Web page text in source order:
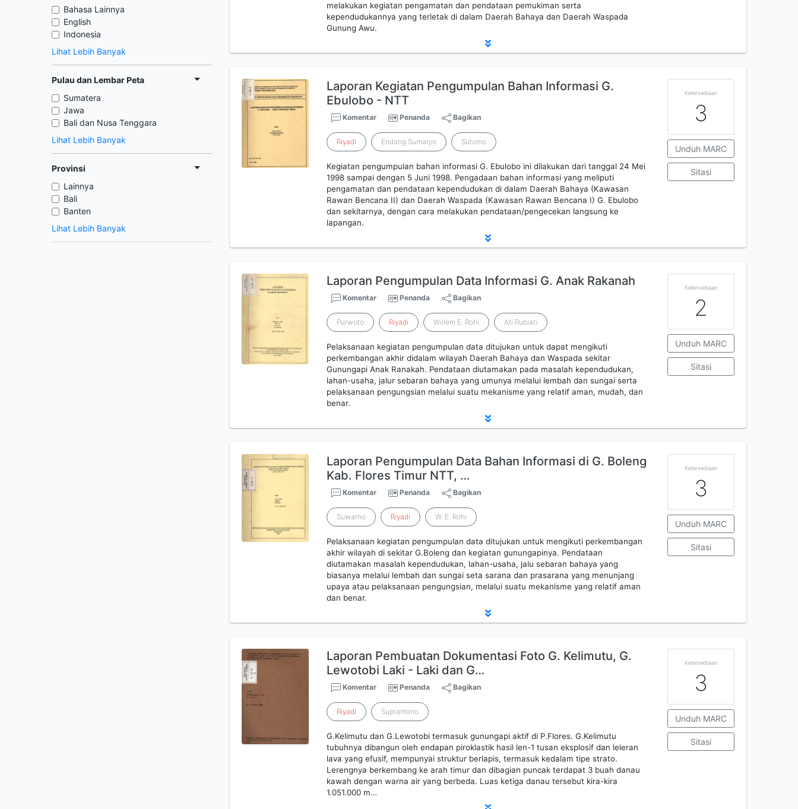
Bahasa Lainnya
English
Indonesia
Lihat Lebih Banyak
Pulau dan Lembar Peta
Sumatera
Jawa
Bali dan Nusa Tenggara
Lihat Lebih Banyak
Provinsi
Lainnya
Bali
Banten
Lihat Lebih Banyak
melakukan kegiatan pengamatan dan pendataan pemukiman serta
kependudukannya yang terletak di dalam Daerah Bahaya dan Daerah Waspada
Gunung Awu.
Laporan Kegiatan Pengumpulan Bahan Informasi G.
Ebulobo - NTT
Komentar Penanda Bagikan
Riyadi Endang Sumaryo Sutomo
Kegiatan pengumpulan bahan informasi G. Ebulobo ini dilakukan dari tanggal 24 Mei
1998 sampai dengan 5 Juni 1998. Pengadaan bahan informasi yang meliputi
pengamatan dan pendataan kependudukan di dalam Daerah Bahaya (Kawasan
Rawan Bencana II) dan Daerah Waspada (Kawasan Rawan Bencana I) G. Ebulobo
dan sekitarnya, dengan cara melakukan pendataan/pengecekan langsung ke
lapangan.
Ketersediaan
3
Unduh MARC
Sitasi
Laporan Pengumpulan Data Informasi G. Anak Rakanah
Komentar Penanda Bagikan
Purwoto Riyadi Willem E. Rohi Ati Rubiati
Pelaksanaan kegiatan pengumpulan data ditujukan untuk dapat mengikuti
perkembangan akhir didalam wilayah Daerah Bahaya dan Waspada sekitar
Gunungapi Anak Ranakah. Pendataan diutamakan pada masalah kependudukan,
lahan-usaha, jalur sebaran bahaya yang umunya melalui lembah dan sungai serta
pelaksanaan pengungsian melalui suatu mekanisme yang relatif aman, mudah, dan
benar.
Ketersediaan
2
Unduh MARC
Sitasi
Laporan Pengumpulan Data Bahan Informasi di G. Boleng
Kab. Flores Timur NTT, …
Komentar Penanda Bagikan
Suwarno Riyadi W. E. Rohi
Pelaksanaan kegiatan pengumpulan data ditujukan untuk mengikuti perkembangan
akhir wilayah di sekitar G.Boleng dan kegiatan gunungapinya. Pendataan
diutamakan masalah kependudukan, lahan-usaha, jalu sebaran bahaya yang
biasanya melalui lembah dan sungai seta sarana dan prasarana yang menunjang
upaya atau pelaksanaan pengungsian, melalui suatu mekanisme yang relatif aman
dan benar.
Ketersediaan
3
Unduh MARC
Sitasi
Laporan Pembuatan Dokumentasi Foto G. Kelimutu, G.
Lewotobi Laki - Laki dan G…
Komentar Penanda Bagikan
Riyadi Supramono
G.Kelimutu dan G.Lewotobi termasuk gunungapi aktif di P.Flores. G.Kelimutu
tubuhnya dibangun oleh endapan piroklastik hasil len-1 tusan eksplosif dan leleran
lava yang efusif, mempunyai struktur berlapis, termasuk kedalam tipe strato.
Lerengnya berkembang ke arah timur dan dibagian puncak terdapat 3 buah danau
kawah dengan warna air yang berbeda. Luas ketiga danau tersebut kira-kira
1.051.000 m…
Ketersediaan
3
Unduh MARC
Sitasi